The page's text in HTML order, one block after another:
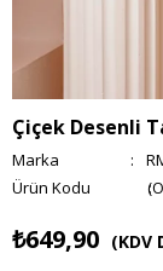
Çiçek Desenli
Marka :
₺649,90 (KDV